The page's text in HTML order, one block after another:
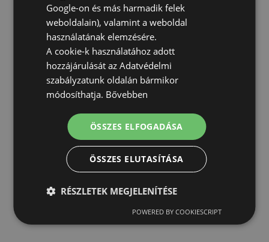
Google-on és más harmadik felek
weboldalain), valamint a weboldal
használatának elemzésére.
A cookie-k használatához adott
hozzájárulását az Adatvédelmi
szabályzatunk oldalán bármikor
módosíthatja. Bővebben
ÖSSZES ELFOGADÁSA
ÖSSZES ELUTASÍTÁSA
RÉSZLETEK MEGJELENÍTÉSE
POWERED BY COOKIESCRIPT